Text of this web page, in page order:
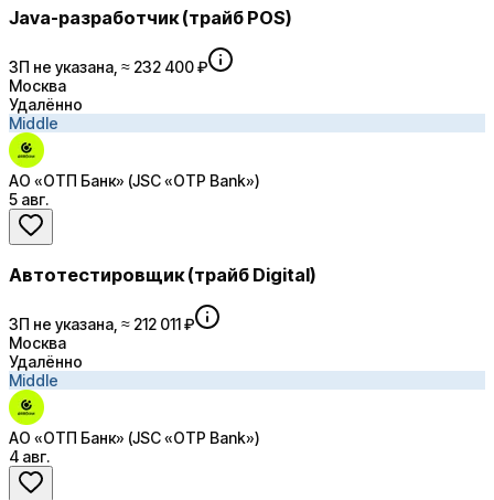
Java-разработчик (трайб POS)
ЗП не указана, ≈ 232 400 ₽
Москва
Удалённо
Middle
АО «ОТП Банк» (JSC «OTP Bank»)
5 авг.
Автотестировщик (трайб Digital)
ЗП не указана, ≈ 212 011 ₽
Москва
Удалённо
Middle
АО «ОТП Банк» (JSC «OTP Bank»)
4 авг.